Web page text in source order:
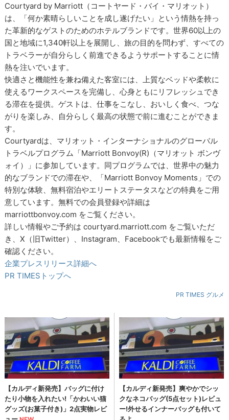
Courtyard by Marriott（コートヤード・バイ・マリオット）
は、「何か素晴らしいことを成し遂げたい」という情熱を持っ
た革新的なゲストのためのホテルブランドです。世界60以上の
国と地域に1,340軒以上を展開し、旅の目的を問わず、すべての
トラベラーが自分らしく前進できるようサポートすることに情
熱を注いでいます。
快適さと機能性を兼ね備えた客室には、上質なベッドや柔軟に
使えるワークスペースを完備し、心身ともにリフレッシュでき
る滞在を提供。ゲストは、仕事をこなし、おいしく食べ、つな
がりを楽しみ、自分らしく最高の状態で前に進むことができま
す。
Courtyardは、マリオット・インターナショナルのグローバル
トラベルプログラム「Marriott Bonvoy(R)（マリオット ボンヴ
ォイ）」に参加しています。同プログラムでは、世界中の魅力
的なブランドでの滞在や、「Marriott Bonvoy Moments」での
特別な体験、無料宿泊やエリートステータスなどの特典をご用
意しています。無料での会員登録や詳細は
marriottbonvoy.com をご覧ください。
詳しい情報やご予約は courtyard.marriott.com をご覧いただ
き、X（旧Twitter）、Instagram、Facebookでも最新情報をご
確認ください。
企業プレスリリース詳細へ
PR TIMESトップへ
PR TIMES グルメ